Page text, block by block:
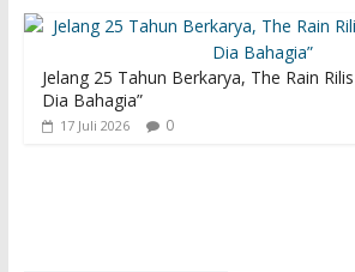
Jelang 25 Tahun Berkarya, The Rain
Dia Bahagia”
17 Juli 2026 0